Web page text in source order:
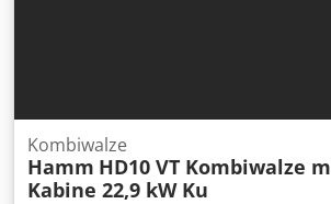
Kombiwalze
Hamm HD10 VT Kombiwalze
Kabine 22,9 kW Ku